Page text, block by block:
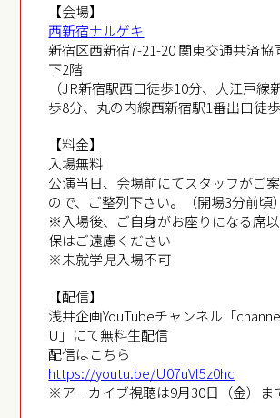
【会場】
西新宿ナルゲキ
新宿区西新宿7-21-20 関東交通共済協
下2階
（JR新宿駅西口徒歩10分、大江戸線
歩8分、丸の内線西新宿駅1番出口徒歩
【料金】
入場無料
公演当日、会場前にてスタッフがご
ので、ご整列下さい。（開場3分前頃）
※入場後、ご自身がお座りになる席
保はご遠慮ください
※未就学児入場不可
【配信】
浅井企画YouTubeチャンネル「
U」にて無料生配信
配信はこちら
https://youtu.be/U07uVl5z0hc
※アーカイブ視聴は9月30日（金）ま